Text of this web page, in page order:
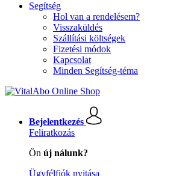
Segítség
Hol van a rendelésem?
Visszaküldés
Szállítási költségek
Fizetési módok
Kapcsolat
Minden Segítség-téma
Bejelentkezés
Feliratkozás
Ön új nálunk?
Ügyfélfiók nyitása